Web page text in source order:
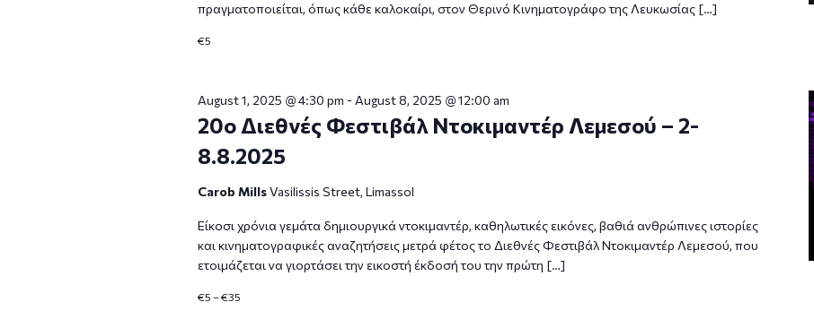
πραγματοποιείται, όπως κάθε καλοκαίρι, στον Θερινό Κινηματογράφο της Λευκωσίας […]
€5
20ο Διεθνές Φεστιβάλ Ντοκιμαντέρ Λεμεσού – 2-
8.8.2025
August 1, 2025 @ 4:30 pm - August 8, 2025 @ 12:00 am
Carob MillsVasilissis Street, Limassol
Είκοσι χρόνια γεμάτα δημιουργικά ντοκιμαντέρ, καθηλωτικές εικόνες, βαθιά ανθρώπινες ιστορίες
και κινηματογραφικές αναζητήσεις μετρά φέτος το Διεθνές Φεστιβάλ Ντοκιμαντέρ Λεμεσού, που
ετοιμάζεται να γιορτάσει την εικοστή έκδοσή του την πρώτη […]
€5 – €35